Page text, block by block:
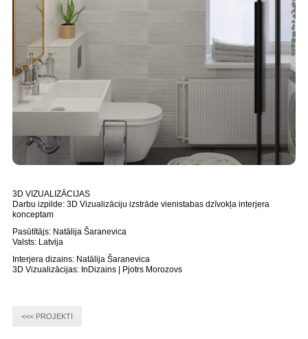
3D VIZUALIZĀCIJAS
Darbu izpilde: 3D Vizualizāciju izstrāde vienistabas dzīvokļa interjera
konceptam
Pasūtītājs: Natālija Šaranevica
Valsts: Latvija
Interjera dizains: Natālija Šaranevica
3D Vizualizācijas: InDizains | Pjotrs Morozovs
<<< PROJEKTI